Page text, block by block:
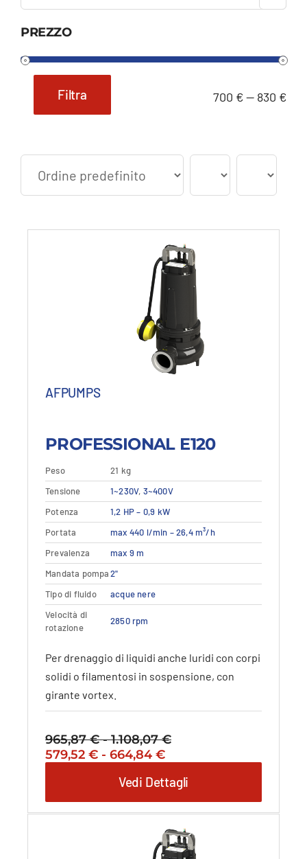
PREZZO
Filtra 700 €— 830 €
Dettagli
Questo
prodotto
ha
più
varianti.
Le
possono
essere
scelte
del
prodotto
AFPUMPS
PROFESSIONAL E120
Peso
21 kg
Tensione
1~230V, 3~400V
Potenza
1,2 HP – 0,9 kW
Portata
max 440 l/min – 26,4 m³/h
Prevalenza
max 9 m
Mandata pompa2"
Tipo di fluido
acque nere
Velocità di
rotazione
2850 rpm
Per drenaggio di liquidi anche luridi con corpi
solidi o filamentosi in sospensione, con
girante vortex.
965,87€ - 1.108,07€Fascia
da
965,87 €
a
1.108,07 €
Il
era:
965,87 €
579,52 € - 664,84 €Fascia
prezzo:
da
579,52 €
a
664,84 €
Il
attuale
è:
579,52 €
-
664,84 €Fascia
Vedi Dettagli